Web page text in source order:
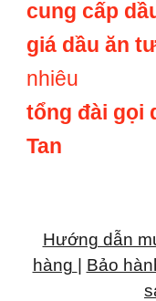
cung cấp
giá dầu ăn
nhiêu
tổng đài gọi
Tan
Hướng dẫn
hàng
Bảo